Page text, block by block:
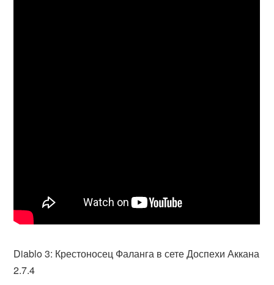
Diablo 3: Крестоносец Фаланга в сете Доспехи Аккана
2.7.4